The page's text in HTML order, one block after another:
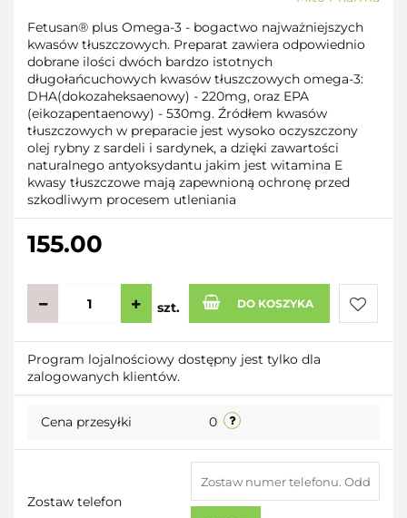
Fetusan® plus Omega-3 - bogactwo najważniejszych
kwasów tłuszczowych. Preparat zawiera odpowiednio
dobrane ilości dwóch bardzo istotnych
długołańcuchowych kwasów tłuszczowych omega-3:
DHA(dokozaheksaenowy) - 220mg, oraz EPA
(eikozapentaenowy) - 530mg. Źródłem kwasów
tłuszczowych w preparacie jest wysoko oczyszczony
olej rybny z sardeli i sardynek, a dzięki zawartości
naturalnego antyoksydantu jakim jest witamina E
kwasy tłuszczowe mają zapewnioną ochronę przed
szkodliwym procesem utleniania
155.00
szt. DO KOSZYKA
Do
Program lojalnościowy dostępny jest tylko dla
zalogowanych klientów.
Cena przesyłki 0
Zostaw telefon